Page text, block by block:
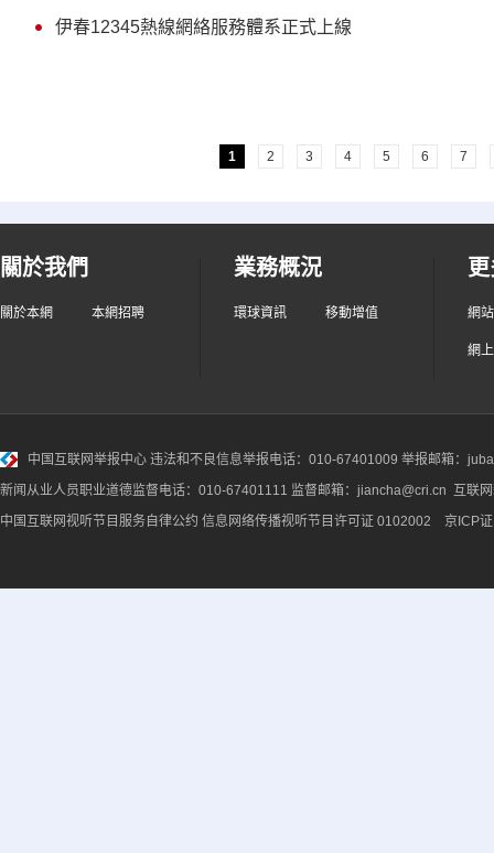
伊春12345熱線網絡服務體系正式上線
1 2 3 4 5 6 7
關於我們
關於本網 本網招聘
業務概況
環球資訊 移動增值 網
網
中国互联网举报中心 违法和不良信息举报电话：010-67401009 举报邮箱：
新闻从业人员职业道德监督电话：010-67401111 监督邮箱：jiancha@cri.cn 互联
中国互联网视听节目服务自律公约 信息网络传播视听节目许可证 0102002 京ICP